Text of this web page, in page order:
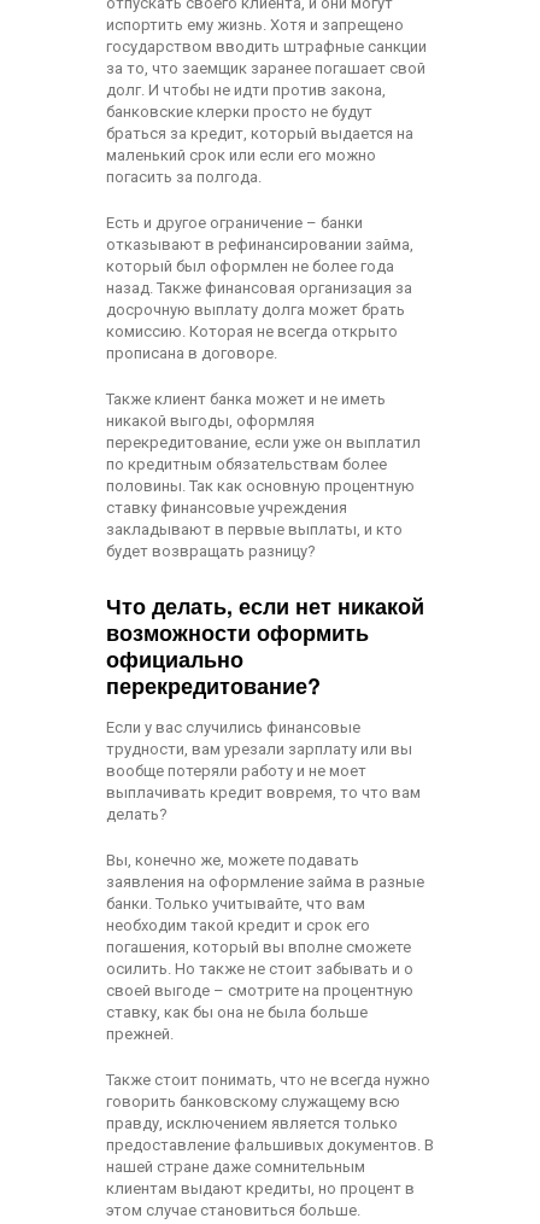
испортить ему жизнь. Хотя и запрещено
государством вводить штрафные санкции
за то, что заемщик заранее погашает свой
долг. И чтобы не идти против закона,
банковские клерки просто не будут
браться за кредит, который выдается на
маленький срок или если его можно
погасить за полгода.
Есть и другое ограничение – банки
отказывают в рефинансировании займа,
который был оформлен не более года
назад. Также финансовая организация за
досрочную выплату долга может брать
комиссию. Которая не всегда открыто
прописана в договоре.
Также клиент банка может и не иметь
никакой выгоды, оформляя
перекредитование, если уже он выплатил
по кредитным обязательствам более
половины. Так как основную процентную
ставку финансовые учреждения
закладывают в первые выплаты, и кто
будет возвращать разницу?
Что делать, если нет никакой
возможности оформить
официально
перекредитование?
Если у вас случились финансовые
трудности, вам урезали зарплату или вы
вообще потеряли работу и не моет
выплачивать кредит вовремя, то что вам
делать?
Вы, конечно же, можете подавать
заявления на оформление займа в разные
банки. Только учитывайте, что вам
необходим такой кредит и срок его
погашения, который вы вполне сможете
осилить. Но также не стоит забывать и о
своей выгоде – смотрите на процентную
ставку, как бы она не была больше
прежней.
Также стоит понимать, что не всегда нужно
говорить банковскому служащему всю
правду, исключением является только
предоставление фальшивых документов. В
нашей стране даже сомнительным
клиентам выдают кредиты, но процент в
этом случае становиться больше.